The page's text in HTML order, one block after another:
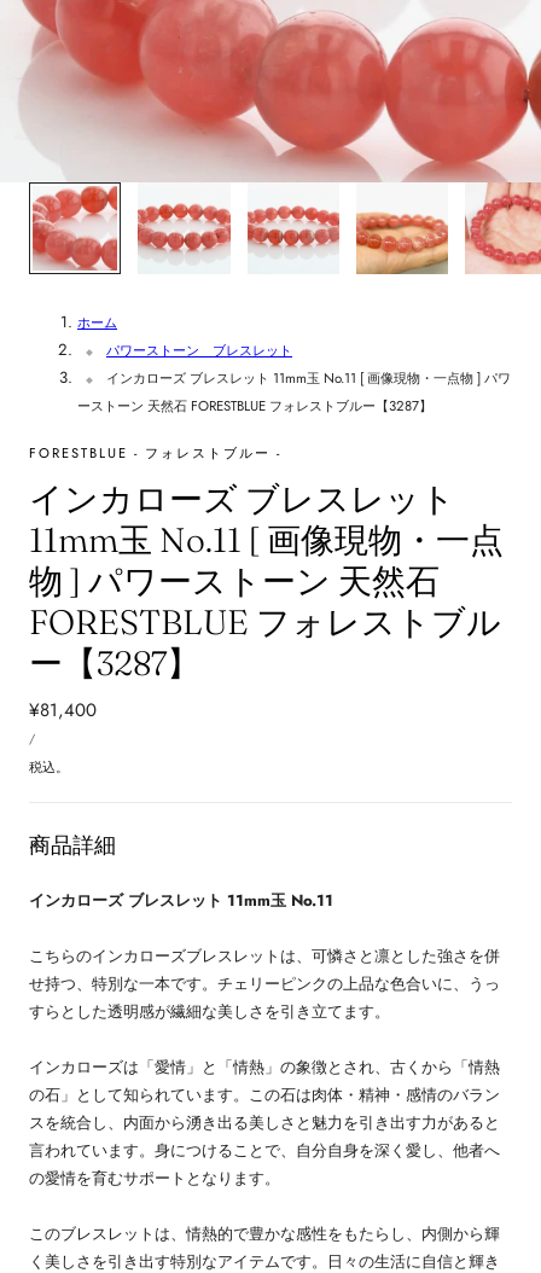
1
ホーム
パワーストーン ブレスレット
インカローズ ブレスレット 11mm玉 No.11 [ 画像現物・一点物 ] パワ
ーストーン 天然石 FORESTBLUE フォレストブルー【3287】
FORESTBLUE - フォレストブルー -
インカローズ ブレスレット
11mm玉 No.11 [ 画像現物・一点
物 ] パワーストーン 天然石
FORESTBLUE フォレストブル
ー【3287】
通
常
価
¥81,400
単
価/あ
り
税込。
商品詳細
インカローズ ブレスレット 11mm玉 No.11
こちらのインカローズブレスレットは、可憐さと凛とした強さを併
せ持つ、特別な一本です。チェリーピンクの上品な色合いに、うっ
すらとした透明感が繊細な美しさを引き立てます。
インカローズは「愛情」と「情熱」の象徴とされ、古くから「情熱
の石」として知られています。この石は肉体・精神・感情のバラン
スを統合し、内面から湧き出る美しさと魅力を引き出す力があると
言われています。身につけることで、自分自身を深く愛し、他者へ
の愛情を育むサポートとなります。
このブレスレットは、情熱的で豊かな感性をもたらし、内側から輝
く美しさを引き出す特別なアイテムです。日々の生活に自信と輝き